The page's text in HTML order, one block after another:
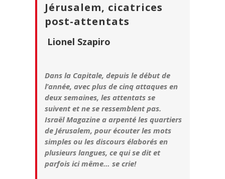
Jérusalem, cicatrices
post-attentats
Lionel Szapiro
Dans la Capitale, depuis le début de
l’année, avec plus de cinq attaques en
deux semaines, les attentats se
suivent et ne se ressemblent pas.
Israël Magazine a arpenté les quartiers
de Jérusalem, pour écouter les mots
simples ou les discours élaborés en
plusieurs langues, ce qui se dit et
parfois ici même… se crie!